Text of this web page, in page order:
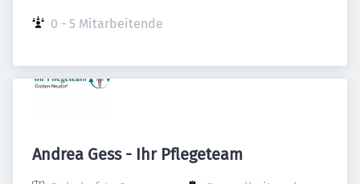
0 - 5 Mitarbeitende
Andrea Gess - Ihr Pflegeteam